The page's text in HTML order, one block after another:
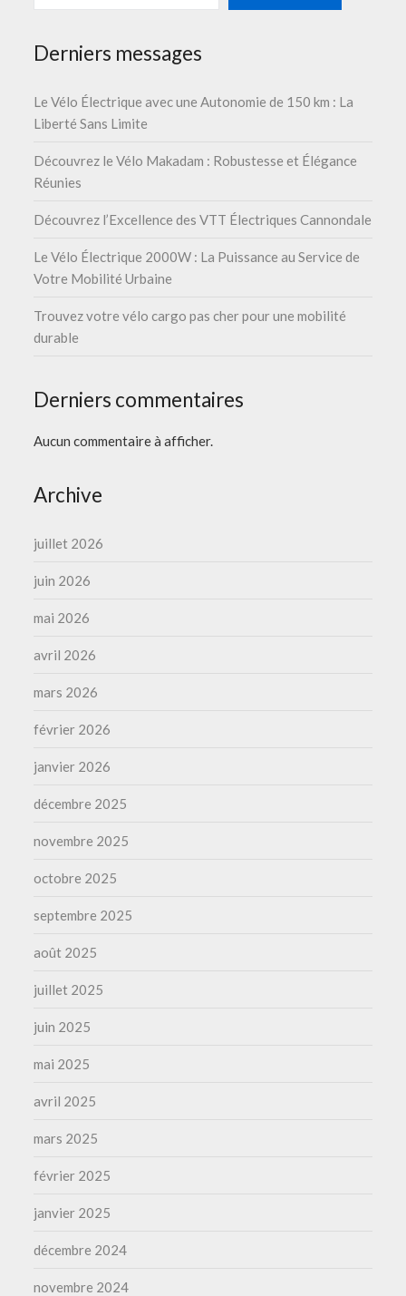
Derniers messages
Le Vélo Électrique avec une Autonomie de 150 km : La
Liberté Sans Limite
Découvrez le Vélo Makadam : Robustesse et Élégance
Réunies
Découvrez l’Excellence des VTT Électriques Cannondale
Le Vélo Électrique 2000W : La Puissance au Service de
Votre Mobilité Urbaine
Trouvez votre vélo cargo pas cher pour une mobilité
durable
Derniers commentaires
Aucun commentaire à afficher.
Archive
juillet 2026
juin 2026
mai 2026
avril 2026
mars 2026
février 2026
janvier 2026
décembre 2025
novembre 2025
octobre 2025
septembre 2025
août 2025
juillet 2025
juin 2025
mai 2025
avril 2025
mars 2025
février 2025
janvier 2025
décembre 2024
novembre 2024